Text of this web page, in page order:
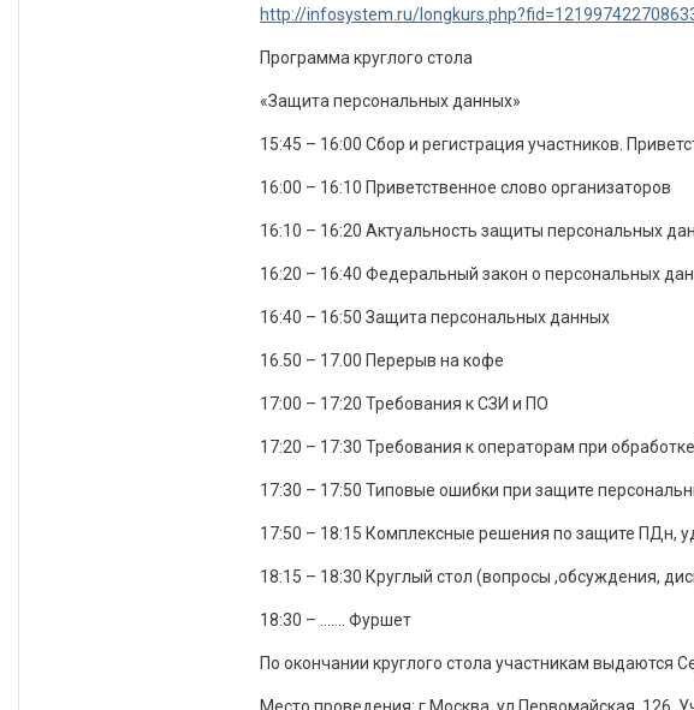
http://infosystem.ru/
Программа круглого стола
«Защита персональных данных»
15:45 – 16:00 Сбор и регистрация участников.
16:00 – 16:10 Приветственное слово организаторов
16:10 – 16:20 Актуальность защиты персональных
16:20 – 16:40 Федеральный закон о персональных
16:40 – 16:50 Защита персональных данных
16.50 – 17.00 Перерыв на кофе
17:00 – 17:20 Требования к СЗИ и ПО
17:20 – 17:30 Требования к операторам при
17:30 – 17:50 Типовые ошибки при защите
17:50 – 18:15 Комплексные решения по защите ПДн,
18:15 – 18:30 Круглый стол (вопросы ,обсуждения,
18:30 – ……. Фуршет
По окончании круглого стола участникам выдаются